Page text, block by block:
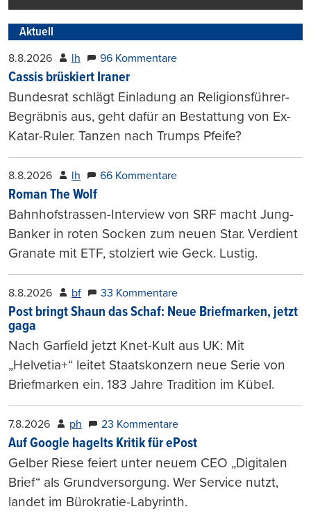
Aktuell
8.8.2026 lh 96 Kommentare
Cassis brüskiert Iraner
Bundesrat schlägt Einladung an Religionsführer-
Begräbnis aus, geht dafür an Bestattung von Ex-
Katar-Ruler. Tanzen nach Trumps Pfeife?
8.8.2026 lh 66 Kommentare
Roman The Wolf
Bahnhofstrassen-Interview von SRF macht Jung-
Banker in roten Socken zum neuen Star. Verdient
Granate mit ETF, stolziert wie Geck. Lustig.
8.8.2026 bf 33 Kommentare
Post bringt Shaun das Schaf: Neue Briefmarken, jetzt
gaga
Nach Garfield jetzt Knet-Kult aus UK: Mit
„Helvetia+“ leitet Staatskonzern neue Serie von
Briefmarken ein. 183 Jahre Tradition im Kübel.
7.8.2026 ph 23 Kommentare
Auf Google hagelts Kritik für ePost
Gelber Riese feiert unter neuem CEO „Digitalen
Brief“ als Grundversorgung. Wer Service nutzt,
landet im Bürokratie-Labyrinth.